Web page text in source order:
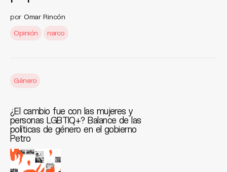
por Omar Rincón
Opinión
narco
Género
¿El cambio fue con las mujeres y
personas LGBTIQ+? Balance de las
políticas de género en el gobierno
Petro